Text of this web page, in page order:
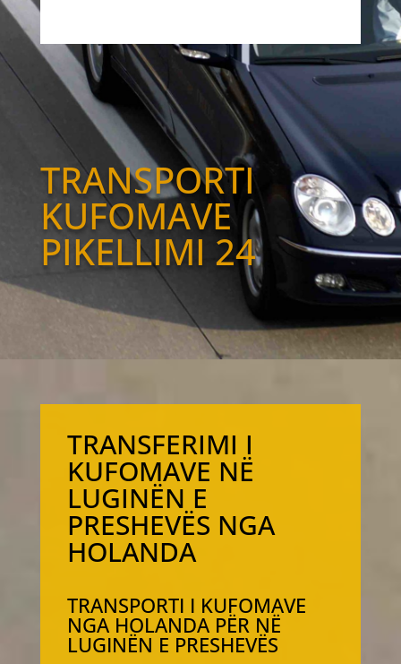
TRANSPORTI
KUFOMAVE
PIKELLIMI 24
TRANSFERIMI I
KUFOMAVE NË
LUGINËN E
PRESHEVËS NGA
HOLANDA
TRANSPORTI I KUFOMAVE
NGA HOLANDA PËR NË
LUGINËN E PRESHEVËS